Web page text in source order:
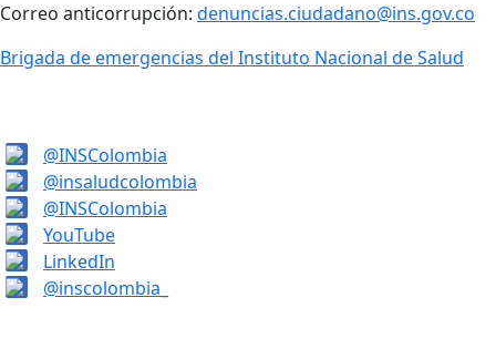
Correo anticorrupción: denuncias.ciudadano@ins.gov.co
Brigada de emergencias del Instituto Nacional de Salud
@INSColombia
@insaludcolombia
@INSColombia
YouTube
LinkedIn
@inscolombia_